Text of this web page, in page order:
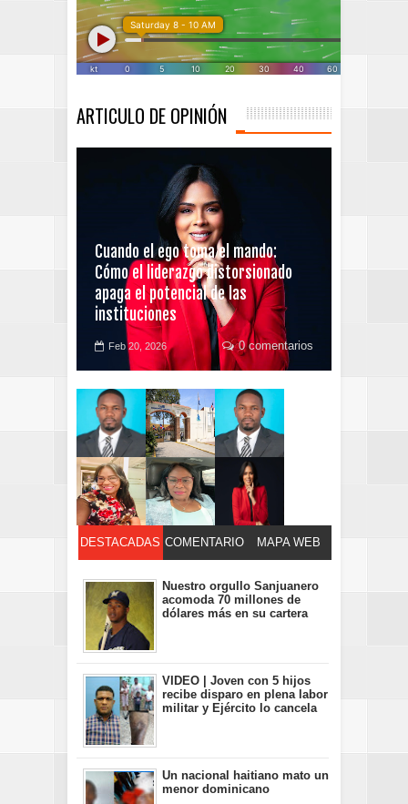
ARTICULO DE OPINIÓN
Cuando el ego toma el mando:
Cómo el liderazgo distorsionado
apaga el potencial de las
instituciones
Feb 20, 2026 0 comentarios
DESTACADAS COMENTARIO MAPA WEB
Nuestro orgullo Sanjuanero
acomoda 70 millones de
dólares más en su cartera
VIDEO | Joven con 5 hijos
recibe disparo en plena labor
militar y Ejército lo cancela
Un nacional haitiano mato un
menor dominicano